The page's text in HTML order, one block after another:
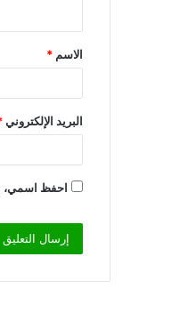
ق
*
الاسم *
البريد الإلكتروني
احفظ اسمي،